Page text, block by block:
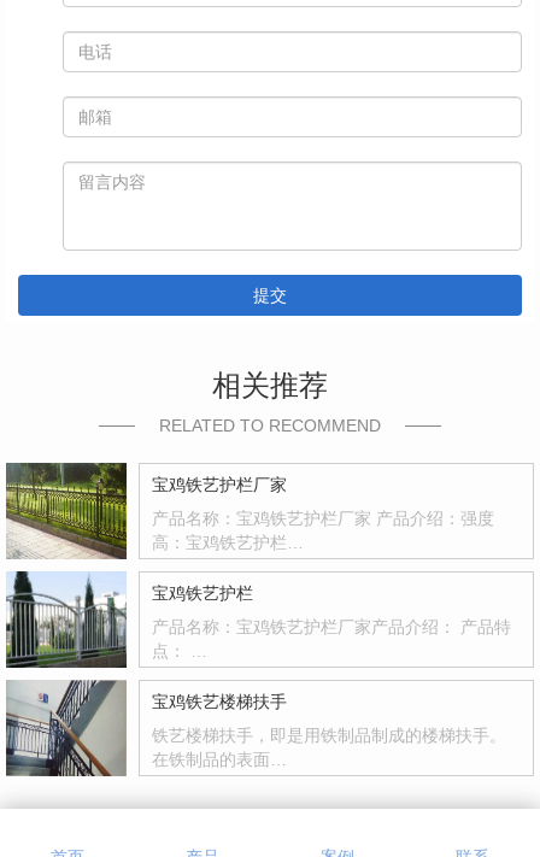
提交
相关推荐
RELATED TO RECOMMEND
宝鸡铁艺护栏厂家
产品名称：宝鸡铁艺护栏厂家 产品介绍：强度
高：宝鸡铁艺护栏…
宝鸡铁艺护栏
产品名称：宝鸡铁艺护栏厂家产品介绍： 产品特
点： …
宝鸡铁艺楼梯扶手
铁艺楼梯扶手，即是用铁制品制成的楼梯扶手。
在铁制品的表面…